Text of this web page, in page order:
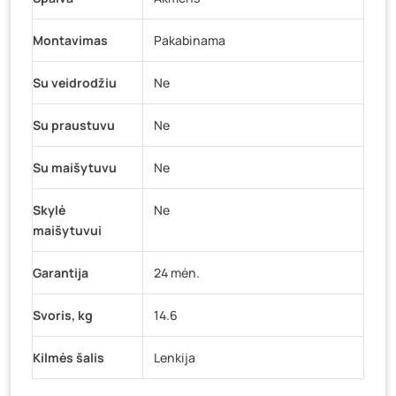
Montavimas Pakabinama
Su veidrodžiu Ne
Su praustuvu Ne
Su maišytuvu Ne
Skylė
maišytuvui
Ne
Garantija 24 mėn.
Svoris, kg 14.6
Kilmės šalis Lenkija